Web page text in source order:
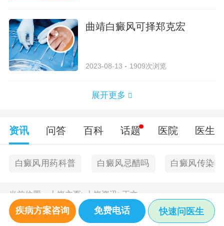
曲靖白癜风可择郑克宏
2023-08-13 1909次浏览
展开更多
资讯 问答 百科 话题 医院 医生
白癜风用药科普 白癜风忌醋吗 白癜风传染
当前位置： 上饶主页> 上饶资讯> 正文
疾病方案咨询 免费电话 快速问医生